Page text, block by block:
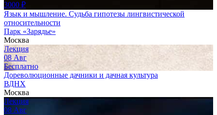
3000 ₽
Язык и мышление. Судьба гипотезы лингвистической
относительности
Парк «Зарядье»
Москва
Лекция
08 Авг
Бесплатно
Дореволюционные дачники и дачная культура
ВДНХ
Москва
Лекция
08 Авг